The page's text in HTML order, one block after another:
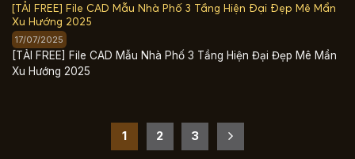
[TẢI FREE] File CAD Mẫu Nhà Phố 3 Tầng Hiện Đại Đẹp Mê Mẩn
Xu Hướng 2025
17/07/2025
[TẢI FREE] File CAD Mẫu Nhà Phố 3 Tầng Hiện Đại Đẹp Mê Mẩn
Xu Hướng 2025
1 2 3